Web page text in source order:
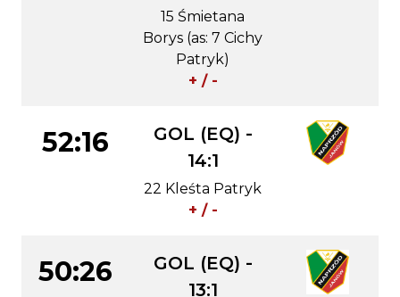
15 Śmietana
Borys (as: 7 Cichy
Patryk)
+ / -
52:16
GOL (EQ) -
14:1
22 Kleśta Patryk
+ / -
50:26
GOL (EQ) -
13:1